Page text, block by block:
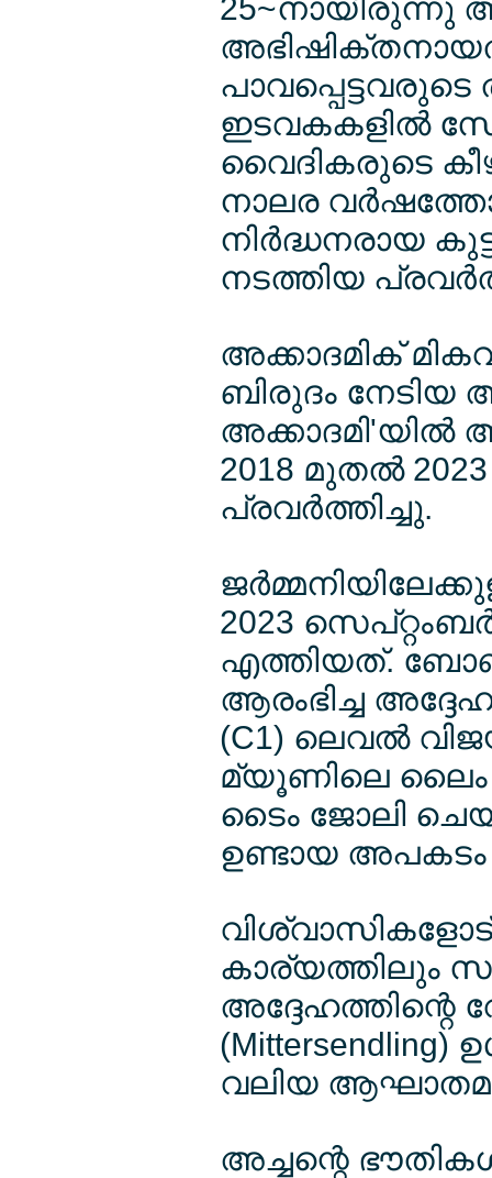
25~നായിരുന്നു
ഇടവകകളില്‍
വൈദികരുടെ
നാലര
നിര്‍ദ്ധനരായ
നടത്തിയ
അക്കാദമിക്
ബിരുദം നേടിയ
2018 മുതല്‍
പ്രവര്‍ത്തിച്ചു.
2023
എത്തിയത്.
ആരംഭിച്ച
(C1) ലെവല്‍
മ്യൂണിലെ ലൈം
ടൈം ജോലി
ഉണ്ടായ അപകടം
കാര്യത്തിലും
അദ്ദേഹത്തിന്റെ
വലിയ
അച്ചന്റെ